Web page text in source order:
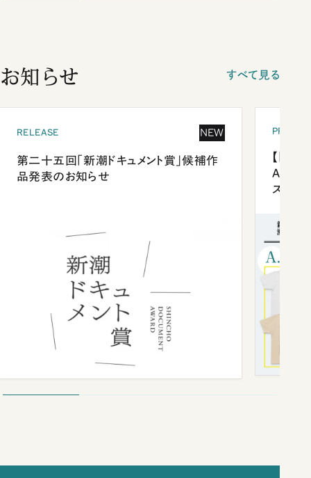
お知らせ すべて見る
RELEASE NEW
第二十五回「新潮ドキュメント賞」候補作
品発表のお知らせ
【「新
ズプレ